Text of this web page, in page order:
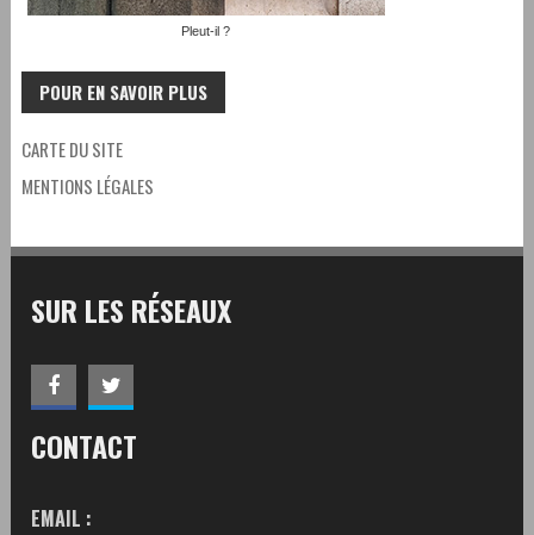
Pleut-il ?
POUR EN SAVOIR PLUS
CARTE DU SITE
MENTIONS LÉGALES
SUR LES RÉSEAUX
CONTACT
EMAIL :